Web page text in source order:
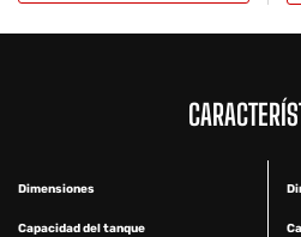
Dimensiones
Capacidad del tanque